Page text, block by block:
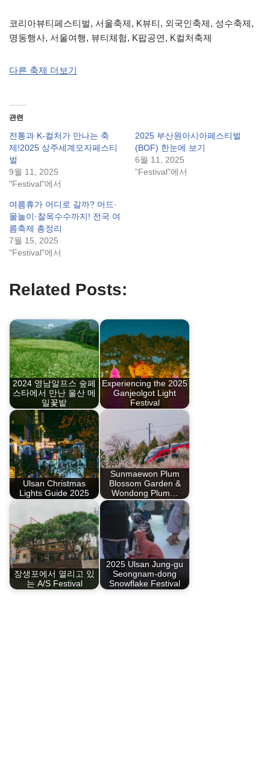
코리아뷰티페스티벌, 서울축제, K뷰티, 외국인축제, 성수축제,
명동행사, 서울여행, 뷰티체험, K팝공연, K컬처축제
다른 축제 더보기
관련
전통과 K-컬처가 만나는 축
제!2025 상주세계모자페스티
벌
9월 11, 2025
"Festival"에서
2025 부산원아시아페스티벌
(BOF) 한눈에 보기
6월 11, 2025
"Festival"에서
여름휴가 어디로 갈까? 머드·
물놀이·찰옥수수까지! 전국 여
름축제 총정리
7월 15, 2025
"Festival"에서
Related Posts:
2024 영남알프스 숲페
스타에서 만난 울산 메
밀꽃밭
Experiencing the 2025
Ganjeolgot Light
Festival
Ulsan Christmas
Lights Guide 2025
Sunmaewon Plum
Blossom Garden &
Wondong Plum…
장생포에서 열리고 있
는 A/S Festival
2025 Ulsan Jung-gu
Seongnam-dong
Snowflake Festival